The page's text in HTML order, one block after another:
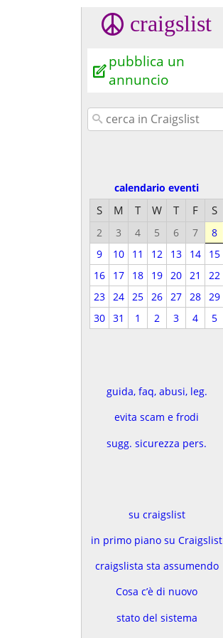
craigslist
pubblica un
annuncio
calendario eventi
S M T W T F S
2 3 4 5 6 7
8
9
10 11 12 13 14
15
16
17 18 19 20 21
22
23
24 25 26 27 28
29
30
31 1 2 3 4 5
guida, faq, abusi, leg.
evita scam e frodi
sugg. sicurezza pers.
su craigslist
in primo piano su Craigslist
craigslista sta assumendo
Cosa c’è di nuovo
stato del sistema